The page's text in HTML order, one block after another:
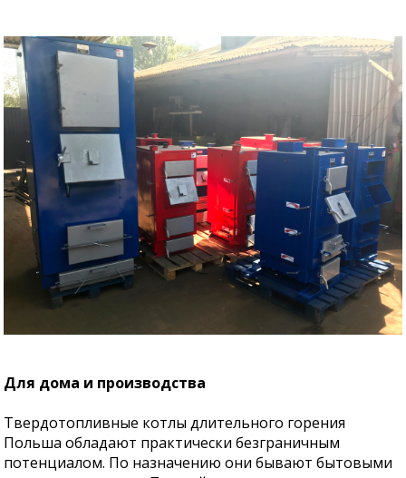
Для дома и производства
Твердотопливные котлы длительного горения
Польша обладают практически безграничным
потенциалом. По назначению они бывают бытовыми